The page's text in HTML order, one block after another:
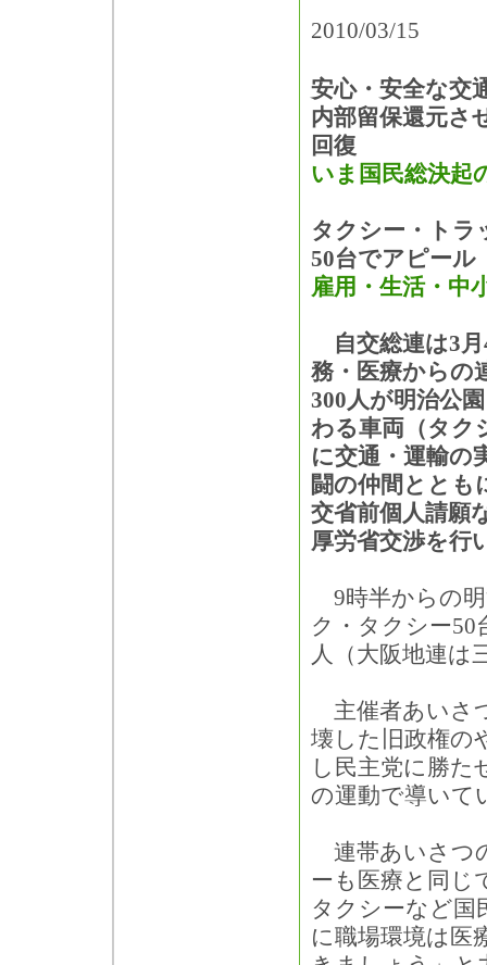
2010/03/15
安心・安全な交
内部留保還元さ
回復
いま国民総決起
タクシー・トラ
50台でアピール
雇用・生活・中
自交総連は3月
務・医療からの
300人が明治公
わる車両（タク
に交通・運輸の
闘の仲間ととも
交省前個人請願
厚労省交渉を行
9時半からの
ク・タクシー50
人（大阪地連は
主催者あいさ
壊した旧政権の
し民主党に勝た
の運動で導いて
連帯あいさつ
ーも医療と同じ
タクシーなど国
に職場環境は医